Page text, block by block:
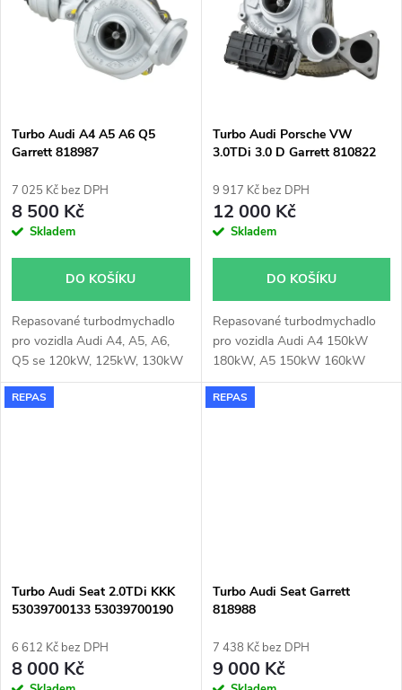
Turbo Audi A4 A5 A6 Q5
Garrett 818987
7 025 Kč bez DPH
8 500 Kč
Skladem
DO KOŠÍKU
Repasované turbodmychadlo
pro vozidla Audi A4, A5, A6,
Q5 se 120kW, 125kW, 130kW
Turbo Audi Porsche VW
3.0TDi 3.0 D Garrett 810822
9 917 Kč bez DPH
12 000 Kč
Skladem
DO KOŠÍKU
Repasované turbodmychadlo
pro vozidla Audi A4 150kW
180kW, A5 150kW 160kW
180kW, A6 150kW 180kW, A7
150kW 180kW, A8 150kW
REPAS
Turbo Audi Seat 2.0TDi KKK
53039700133 53039700190
6 612 Kč bez DPH
8 000 Kč
REPAS
Turbo Audi Seat Garrett
818988
7 438 Kč bez DPH
9 000 Kč